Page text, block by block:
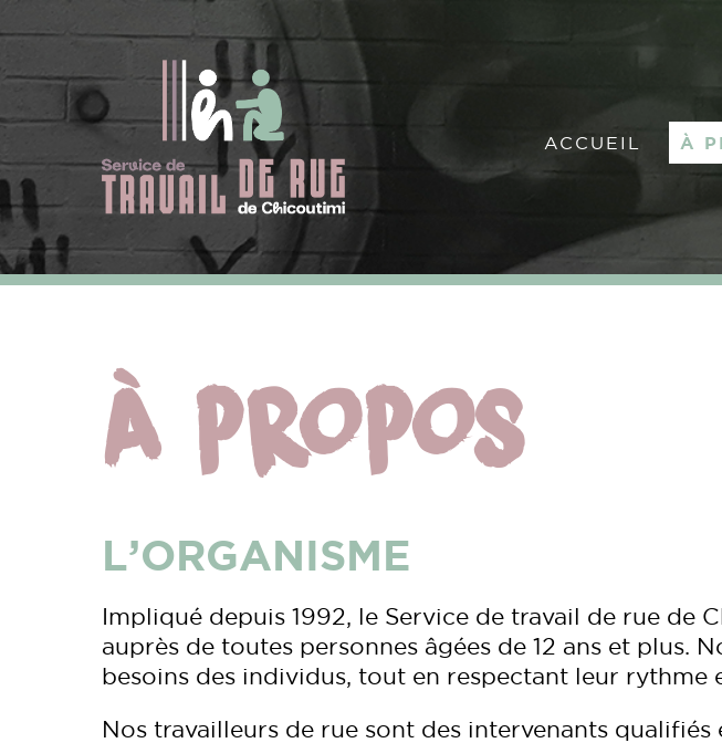
ACCUEIL À
À PROPOS
L’ORGANISME
Impliqué depuis 1992, le Service de travail de rue
auprès de toutes personnes âgées de 12 ans et plus.
besoins des individus, tout en respectant leur rythme
Nos travailleurs de rue sont des intervenants